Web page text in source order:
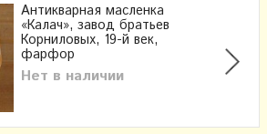
Антикварная масленка
«Калач», завод братьев
Корниловых, 19-й век,
фарфор
Нет в наличии